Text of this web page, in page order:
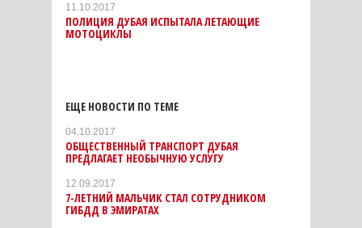
11.10.2017
ПОЛИЦИЯ ДУБАЯ ИСПЫТАЛА ЛЕТАЮЩИЕ
МОТОЦИКЛЫ
ЕЩЕ НОВОСТИ ПО ТЕМЕ
04.10.2017
ОБЩЕСТВЕННЫЙ ТРАНСПОРТ ДУБАЯ
ПРЕДЛАГАЕТ НЕОБЫЧНУЮ УСЛУГУ
12.09.2017
7-ЛЕТНИЙ МАЛЬЧИК СТАЛ СОТРУДНИКОМ
ГИБДД В ЭМИРАТАХ